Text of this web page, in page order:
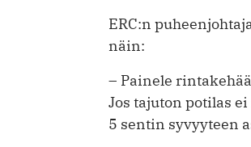
ERC:n
näin:
– Painele
Jos tajuton potilas
5 sentin syvyyteen